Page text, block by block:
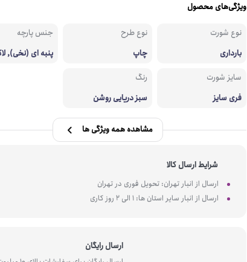
ویژگی‌های محصول
نوع شورت
بارداری
نوع طرح
چاپ
جنس پارچه
پنبه ای (نخی),
سایز شورت
فری سایز
رنگ
سبز دریایی روشن
مشاهده همه ویژگی ها
شرایط ارسال کالا
ارسال از انبار تهران: تحویل فوری در تهران
ارسال از انبار سایر استان ها: 1 الی 2 روز کاری
ارسال رایگان